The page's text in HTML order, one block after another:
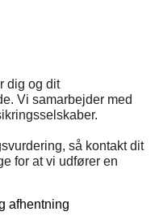
dig og dit
Vi samarbejder med
så kontakt dit
for at vi udfører en
afhentning